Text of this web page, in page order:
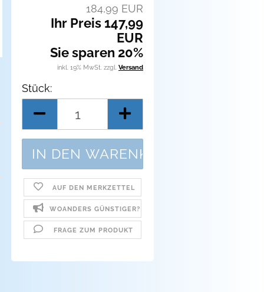
184,99 EUR
Ihr Preis 147,99
EUR
Sie sparen 20%
inkl. 19% MwSt. zzgl. Versand
Stück:
Stück
AUF DEN MERKZETTEL
WOANDERS GÜNSTIGER?
FRAGE ZUM PRODUKT